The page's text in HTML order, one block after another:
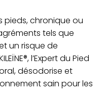
pieds, chronique ou
tels que
un risque de
l’Expert du Pied
désodorise et
sain pour les